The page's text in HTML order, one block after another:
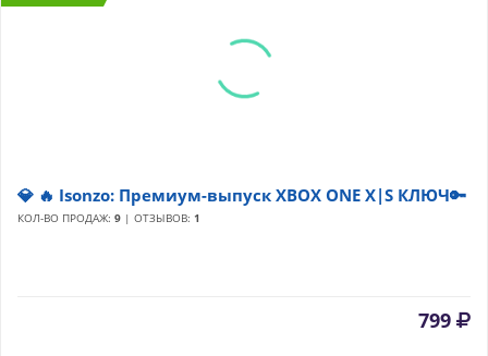
💎 🔥 Isonzo: Премиум-выпуск XBOX ONE X|S КЛЮЧ🔑
КОЛ-ВО ПРОДАЖ: 9 | ОТЗЫВОВ: 1
799